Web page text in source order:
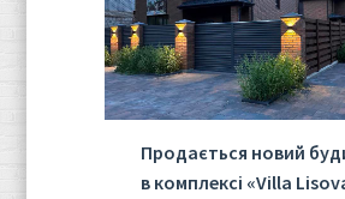
Продається новий
в комплексi «Villa